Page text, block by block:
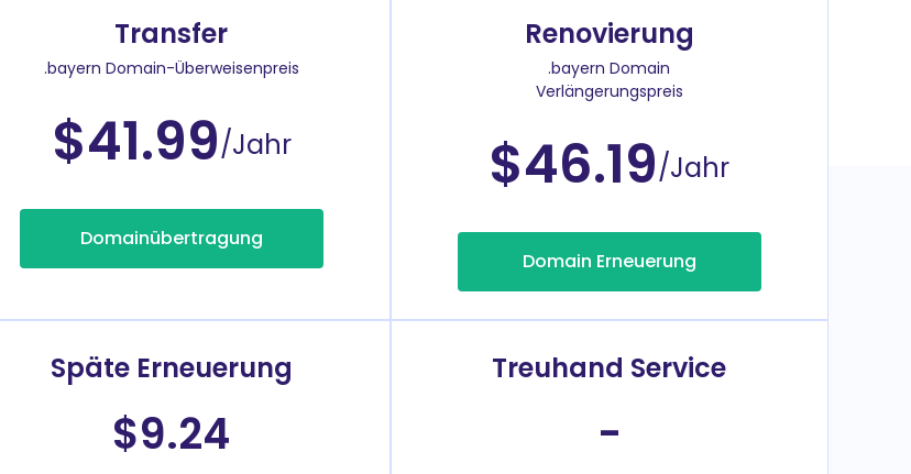
Transfer
.bayern Domain-Überweisenpreis
$41.99/Jahr
Domainübertragung
Renovierung
.bayern Domain
Verlängerungspreis
$46.19/Jahr
Domain Erneuerung
Späte Erneuerung
$9.24
Treuhand Service
-